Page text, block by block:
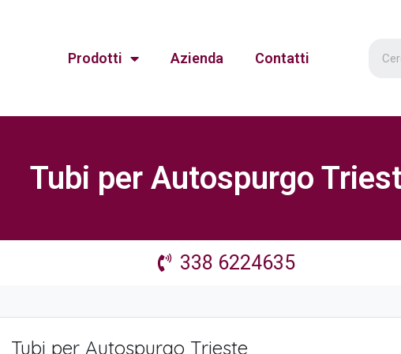
Prodotti Azienda Contatti
Tubi per Autospurgo
338 6224635
Tubi per Autospurgo Trieste